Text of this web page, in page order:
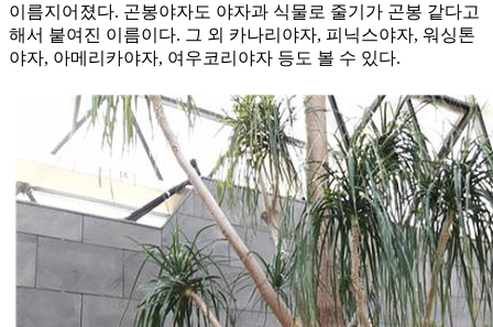
이름지어졌다. 곤봉야자도 야자과 식물로 줄기가 곤봉 같다고
해서 붙여진 이름이다. 그 외 카나리야자, 피닉스야자, 워싱톤
야자, 아메리카야자, 여우코리야자 등도 볼 수 있다.